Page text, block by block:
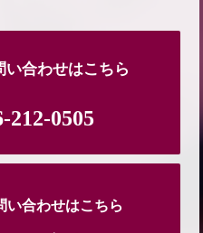
い合わせはこちら
212-0505
い合わせはこちら